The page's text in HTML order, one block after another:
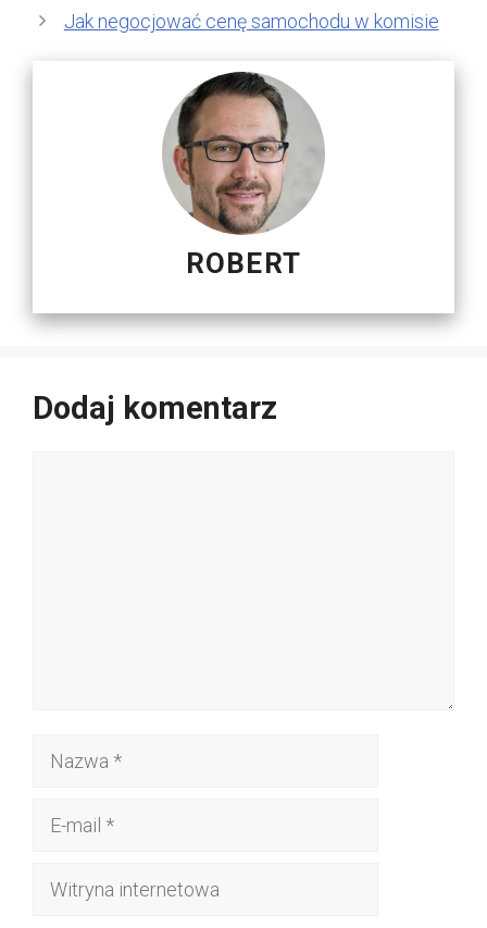
Jak negocjować cenę samochodu w komisie
ROBERT
Dodaj komentarz
Nazwa
Witryna